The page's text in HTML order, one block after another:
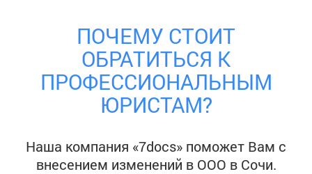
ПОЧЕМУ СТОИТ
ОБРАТИТЬСЯ К
ПРОФЕССИОНАЛЬНЫМ
ЮРИСТАМ?
Наша компания «7docs» поможет Вам с
внесением изменений в ООО в Сочи.